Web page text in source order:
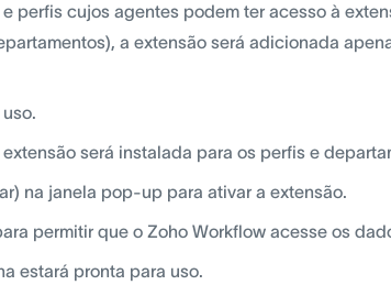
perfis cujos agentes podem ter acesso à
a extensão será adicionada
será instalada para os perfis e
na janela pop-up para ativar a extensão.
permitir que o Zoho Workflow acesse os
estará pronta para uso.